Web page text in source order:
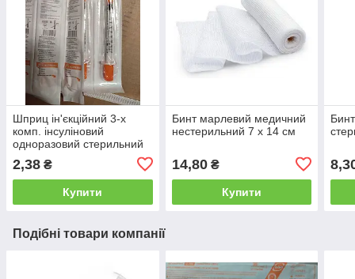
Шприц ін'єкційний 3-х
комп. інсуліновий
одноразовий стерильний
"ALEXPHARM" 1мл U-100
з ІНТЕГРОВАНОЮ голкою
30 G
2,38 ₴
Купити
Бинт марлевий медичний
нестерильний 7 х 14 см
14,80₴
Купити
Подібні товари компанії